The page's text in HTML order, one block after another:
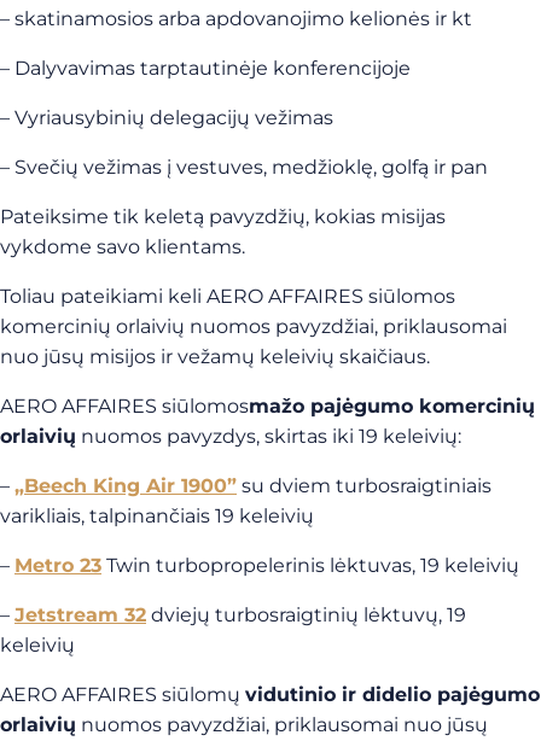
– skatinamosios arba apdovanojimo kelionės ir kt
– Dalyvavimas tarptautinėje konferencijoje
– Vyriausybinių delegacijų vežimas
– Svečių vežimas į vestuves, medžioklę, golfą ir pan
Pateiksime tik keletą pavyzdžių, kokias misijas
vykdome savo klientams.
Toliau pateikiami keli AERO AFFAIRES siūlomos
komercinių orlaivių nuomos pavyzdžiai, priklausomai
nuo jūsų misijos ir vežamų keleivių skaičiaus.
AERO AFFAIRES siūlomosmažo pajėgumo komercinių
orlaivių nuomos pavyzdys, skirtas iki 19 keleivių:
– „Beech King Air 1900” su dviem turbosraigtiniais
varikliais, talpinančiais 19 keleivių
– Metro 23 Twin turbopropelerinis lėktuvas, 19 keleivių
– Jetstream 32 dviejų turbosraigtinių lėktuvų, 19
keleivių
AERO AFFAIRES siūlomų vidutinio ir didelio pajėgumo
orlaivių nuomos pavyzdžiai, priklausomai nuo jūsų